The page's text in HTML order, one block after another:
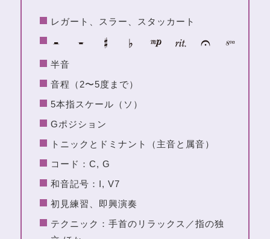
レガート、スラー、スタッカート
半音
音程（2〜5度まで）
5本指スケール（ソ）
Gポジション
トニックとドミナント（主音と属音）
コード：C, G
和音記号：I, V7
初見練習、即興演奏
テクニック：手首のリラックス／指の独